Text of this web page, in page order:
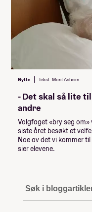
Nytte Tekst: Marit Asheim
- Det skal så lite
andre
Valgfaget «bry seg
siste året besøkt et
Noe av det vi kommer
sier elevene.